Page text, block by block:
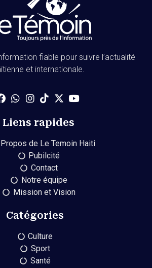
fiable pour suivre l’actualité
et internationale.
Liens rapides
de Le Temoin Haiti
Pubilcité
Contact
Notre équipe
Mission et Vision
Catégories
Culture
Sport
Santé